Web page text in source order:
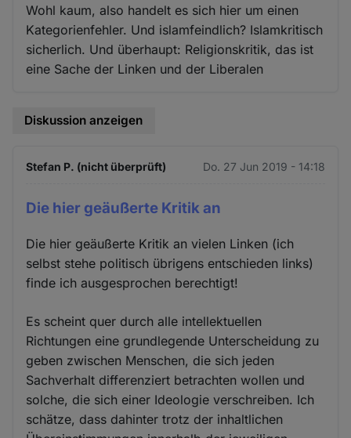
Wohl kaum, also handelt es sich hier um einen
Kategorienfehler. Und islamfeindlich? Islamkritisch
sicherlich. Und überhaupt: Religionskritik, das ist
eine Sache der Linken und der Liberalen
Diskussion anzeigen
Stefan P. (nicht überprüft) Do. 27 Jun 2019 - 14:18
Die hier geäußerte Kritik an
Die hier geäußerte Kritik an vielen Linken (ich
selbst stehe politisch übrigens entschieden links)
finde ich ausgesprochen berechtigt!
Es scheint quer durch alle intellektuellen
Richtungen eine grundlegende Unterscheidung zu
geben zwischen Menschen, die sich jeden
Sachverhalt differenziert betrachten wollen und
solche, die sich einer Ideologie verschreiben. Ich
schätze, dass dahinter trotz der inhaltlichen